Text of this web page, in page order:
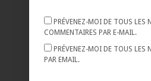
PRÉVENEZ-MOI DE TOUS LES
COMMENTAIRES PAR E-MAIL.
PRÉVENEZ-MOI DE TOUS LES
PAR EMAIL.